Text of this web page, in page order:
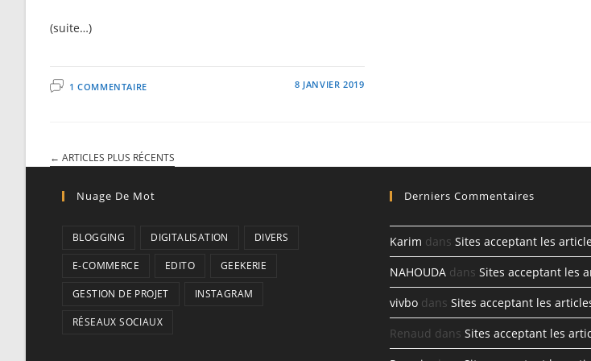
(suite…)
1 COMMENTAIRE 8 JANVIER 2019
← ARTICLES PLUS RÉCENTS
Nuage De Mot
BLOGGING DIGITALISATION DIVERS
E-COMMERCE EDITO GEEKERIE
GESTION DE PROJET INSTAGRAM
RÉSEAUX SOCIAUX
Derniers Commentaires
Karim dans Sites acceptant les
NAHOUDAdans Sites acceptant les
vivbodans Sites acceptant les
Renaud dans Sites acceptant les